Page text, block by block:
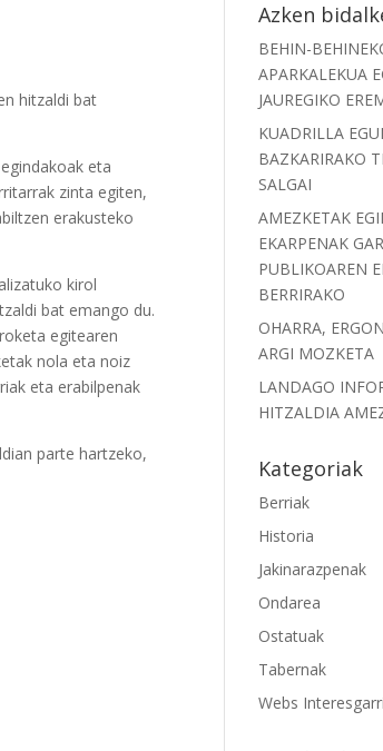
hitzaldi bat
eta
zinta egiten,
erakusteko
kirol
bat emango du.
egitearen
nola eta noiz
eta erabilpenak
parte hartzeko,
Azken
BEHIN-
APARKALEKUA
JAUREGIKO
KUADRILLA
BAZKARIRAKO
SALGAI
AMEZKETAK
EKARPENAK
PUBLIKOAREN
BERRIRAKO
OHARRA,
ARGI MOZKETA
LANDAGO
HITZALDIA
Kategoriak
Berriak
Historia
Jakinarazpenak
Ondarea
Ostatuak
Tabernak
Webs